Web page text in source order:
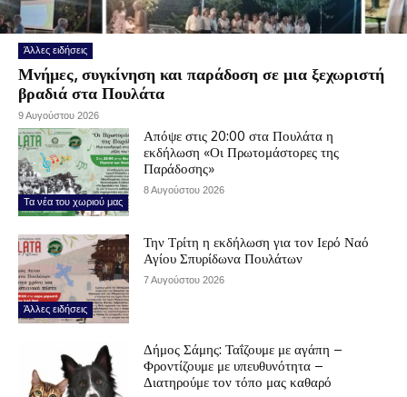
Άλλες ειδήσεις
Μνήμες, συγκίνηση και παράδοση σε μια ξεχωριστή
βραδιά στα Πουλάτα
9 Αυγούστου 2026
Τα νέα του χωριού μας
Απόψε στις 20:00 στα Πουλάτα η
εκδήλωση «Οι Πρωτομάστορες της
Παράδοσης»
8 Αυγούστου 2026
Άλλες ειδήσεις
Την Τρίτη η εκδήλωση για τον Ιερό Ναό
Αγίου Σπυρίδωνα Πουλάτων
7 Αυγούστου 2026
Δήμος Σάμης: Ταΐζουμε με αγάπη –
Φροντίζουμε με υπευθυνότητα –
Διατηρούμε τον τόπο μας καθαρό